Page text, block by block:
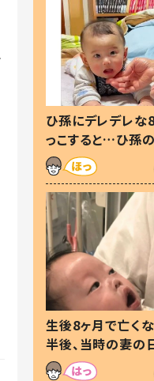
ひ孫にデレデレな
っこすると…ひ孫
した」「可愛くて仕
生後8ヶ月で亡く
半後、当時の妻の
た本音とは